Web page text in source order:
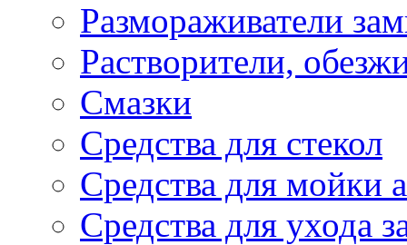
Размораживатели
Растворители,
Смазки
Средства для стекол
Средства для мойки
Средства для ухода